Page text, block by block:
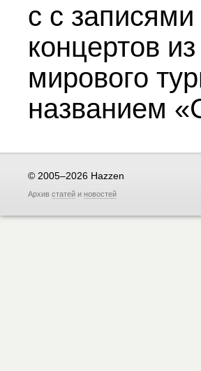
с с
концертов
мирового
названием
© 2005–2026 Hazzen
Архив статей и новостей